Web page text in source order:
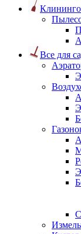
Все для